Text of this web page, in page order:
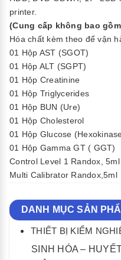
printer.
(Cung cấp không bao
Hóa chất kèm theo để vận
01 Hộp AST (SGOT)
01 Hộp ALT (SGPT)
01 Hộp Creatinine
01 Hộp Triglycerides
01 Hộp BUN (Ure)
01 Hộp Cholesterol
01 Hộp Glucose
01 Hộp Gamma GT ( GGT)
Control Level 1 Randox, 5ml
Multi Calibrator Randox,5ml
DANH MỤC SẢN
THIẾT BỊ KIỂM
SINH HÓA –